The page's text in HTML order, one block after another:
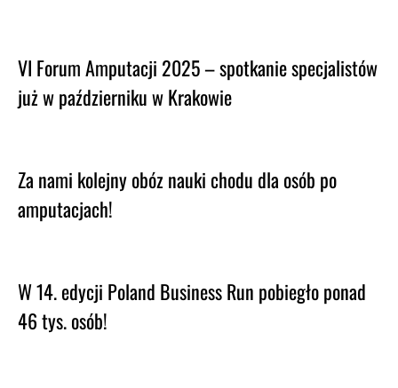
VI Forum Amputacji 2025 – spotkanie specjalistów
już w październiku w Krakowie
Za nami kolejny obóz nauki chodu dla osób po
amputacjach!
W 14. edycji Poland Business Run pobiegło ponad
46 tys. osób!